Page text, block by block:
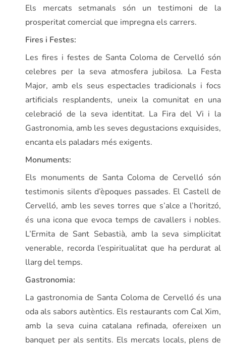
Els mercats setmanals són un testimoni de la
prosperitat comercial que impregna els carrers.
Fires i Festes:
Les fires i festes de Santa Coloma de Cervelló són
celebres per la seva atmosfera jubilosa. La Festa
Major, amb els seus espectacles tradicionals i focs
artificials resplandents, uneix la comunitat en una
celebració de la seva identitat. La Fira del Vi i la
Gastronomia, amb les seves degustacions exquisides,
encanta els paladars més exigents.
Monuments:
Els monuments de Santa Coloma de Cervelló són
testimonis silents d’èpoques passades. El Castell de
Cervelló, amb les seves torres que s’alce a l’horitzó,
és una icona que evoca temps de cavallers i nobles.
L’Ermita de Sant Sebastià, amb la seva simplicitat
venerable, recorda l’espiritualitat que ha perdurat al
llarg del temps.
Gastronomia:
La gastronomia de Santa Coloma de Cervelló és una
oda als sabors autèntics. Els restaurants com Cal Xim,
amb la seva cuina catalana refinada, ofereixen un
banquet per als sentits. Els mercats locals, plens de